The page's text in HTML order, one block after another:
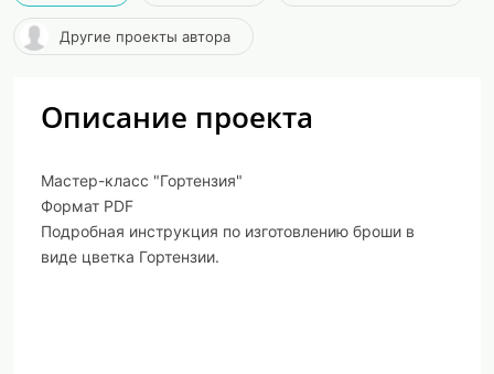
Другие проекты автора
Описание проекта
Мастер-класс "Гортензия"
Формат PDF
Подробная инструкция по изготовлению броши в
виде цветка Гортензии.